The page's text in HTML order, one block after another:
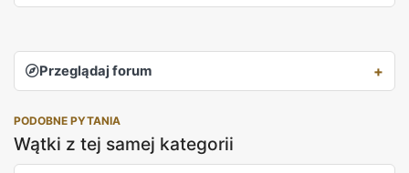
Przeglądaj forum
PODOBNE PYTANIA
Wątki z tej samej kategorii